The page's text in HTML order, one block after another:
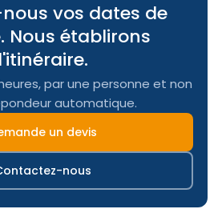
vos dates de
Nous établirons
l'itinéraire.
par une personne et non
automatique.
un devis
nous